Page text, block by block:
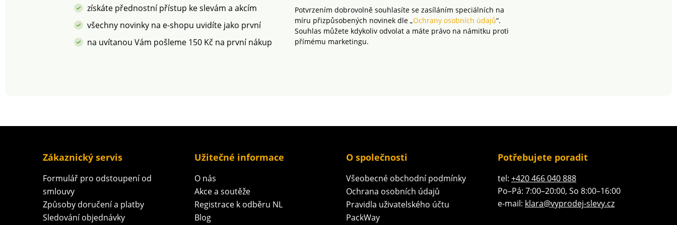
stálobarevnost
získáte přednostní přístup ke slevám a akcím
všechny novinky na e-shopu uvidíte jako první
na uvítanou Vám pošleme 150 Kč na první nákup
Potvrzením dobrovolně souhlasíte se zasíláním speciálních na
míru přizpůsobených novinek dle „Ochrany osobních údajů“.
Souhlas můžete kdykoliv odvolat a máte právo na námitku proti
přímému marketingu.
Zákaznický servis
Formulář pro odstoupení od
smlouvy
Způsoby doručení a platby
Sledování objednávky
Užitečné informace
O nás
Akce a soutěže
Registrace k odběru NL
Blog
O společnosti
Všeobecné obchodní podmínky
Ochrana osobních údajů
Pravidla uživatelského účtu
PackWay
Potřebujete poradit
tel: +420 466 040 888
Po–Pá: 7:00–20:00, So 8:00–16:00
e-mail: klara@vyprodej-slevy.cz